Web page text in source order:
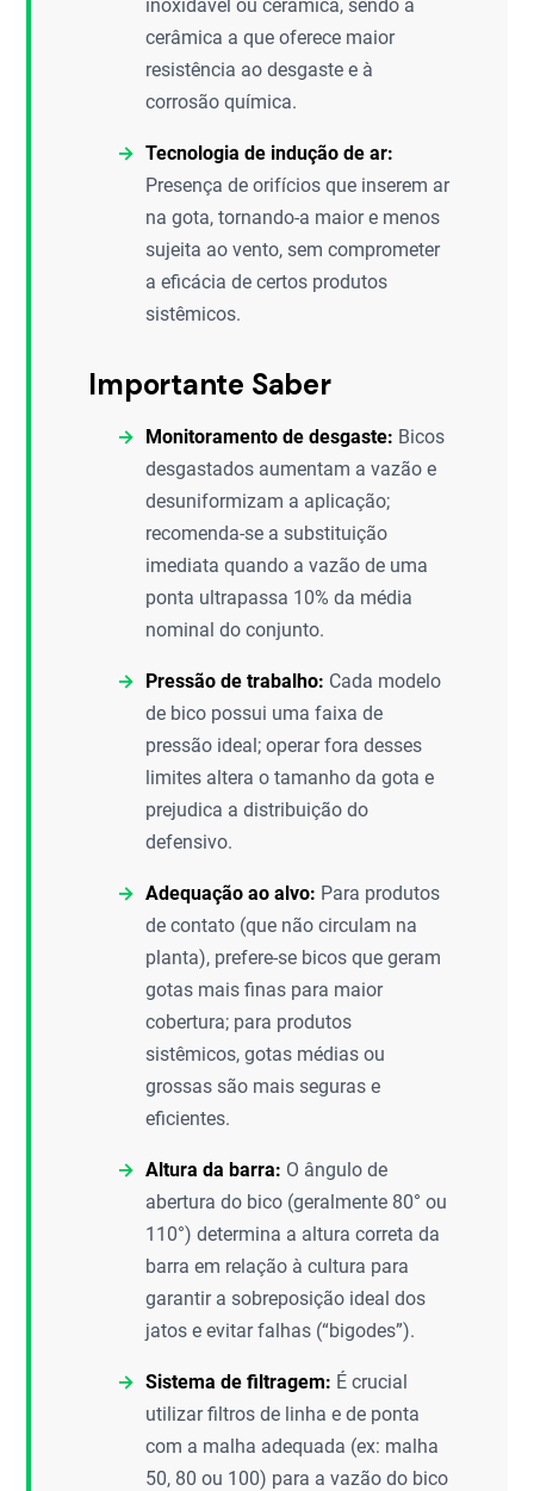
inoxidável ou cerâmica, sendo a
cerâmica a que oferece maior
resistência ao desgaste e à
corrosão química.
Tecnologia de indução de ar:
Presença de orifícios que inserem ar
na gota, tornando-a maior e menos
sujeita ao vento, sem comprometer
a eficácia de certos produtos
sistêmicos.
Importante Saber
Monitoramento de desgaste: Bicos
desgastados aumentam a vazão e
desuniformizam a aplicação;
recomenda-se a substituição
imediata quando a vazão de uma
ponta ultrapassa 10% da média
nominal do conjunto.
Pressão de trabalho: Cada modelo
de bico possui uma faixa de
pressão ideal; operar fora desses
limites altera o tamanho da gota e
prejudica a distribuição do
defensivo.
Adequação ao alvo: Para produtos
de contato (que não circulam na
planta), prefere-se bicos que geram
gotas mais finas para maior
cobertura; para produtos
sistêmicos, gotas médias ou
grossas são mais seguras e
eficientes.
Altura da barra: O ângulo de
abertura do bico (geralmente 80° ou
110°) determina a altura correta da
barra em relação à cultura para
garantir a sobreposição ideal dos
jatos e evitar falhas (“bigodes”).
Sistema de filtragem: É crucial
utilizar filtros de linha e de ponta
com a malha adequada (ex: malha
50, 80 ou 100) para a vazão do bico